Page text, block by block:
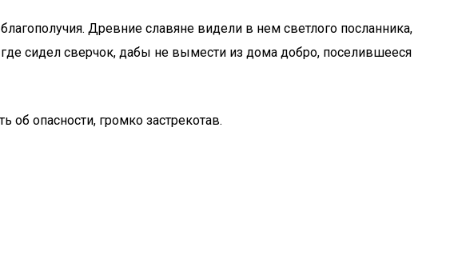
Древние славяне видели в нем светлого посланника,
сидел сверчок, дабы не вымести из дома добро, поселившееся
об опасности, громко застрекотав.